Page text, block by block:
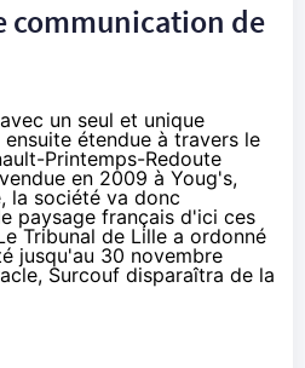
communication de
un seul et unique
étendue à travers le
Printemps-Redoute
en 2009 à Youg's,
la société va donc
paysage français d'ici ces
Tribunal de Lille a ordonné
jusqu'au 30 novembre
Surcouf disparaîtra de la